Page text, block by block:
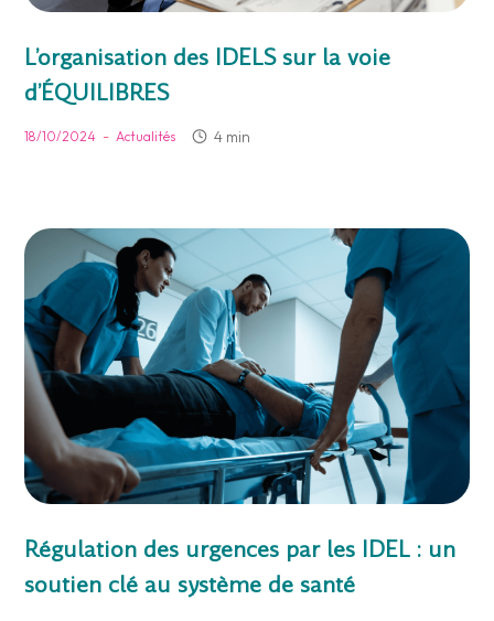
L’organisation des IDELS sur la voie
d’ÉQUILIBRES
18/10/2024 - Actualités 4 min
Régulation des urgences par les IDEL : un
soutien clé au système de santé